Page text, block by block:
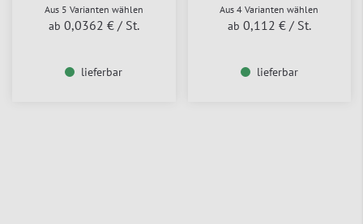
Aus 5 Varianten wählen
ab 0,0362 € / St.
lieferbar
Aus 4 Varianten wählen
ab 0,112 € / St.
lieferbar